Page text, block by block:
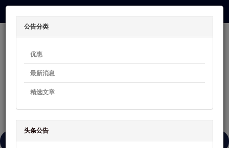
菜单
公告分类
优惠
最新消息
精选文章
头条公告